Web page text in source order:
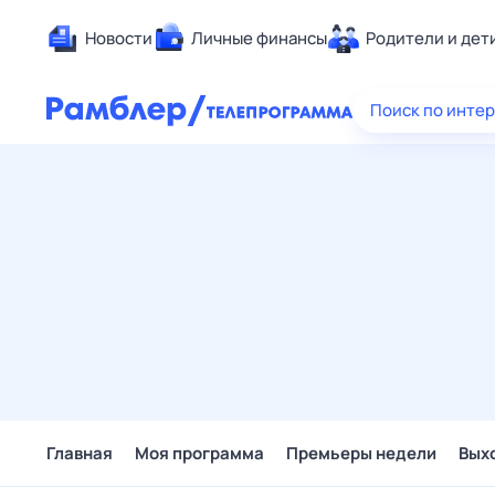
Новости Личные финансы Родители и
Здоровье
Поиск по
Главная Моя программа Премьеры недели